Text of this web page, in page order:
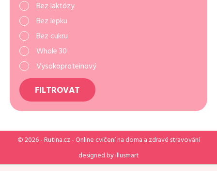
Bez laktózy
Bez lepku
Bez cukru
Whole 30
Vysokoproteinový
FILTROVAT
© 2026 - Rutina.cz- Online cvičení na doma a zdravé stravování
designed byillusmart